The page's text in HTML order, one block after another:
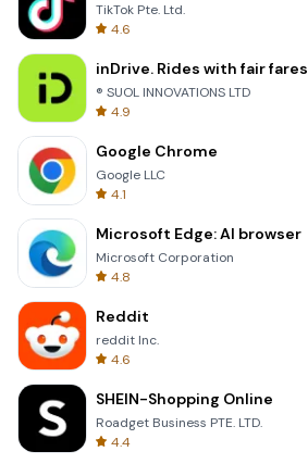
TikTok Pte. Ltd.
4.6
inDrive. Rides with fair fares
® SUOL INNOVATIONS LTD
4.9
Google Chrome
Google LLC
4.1
Microsoft Edge: AI browser
Microsoft Corporation
4.8
Reddit
reddit Inc.
4.6
SHEIN-Shopping Online
Roadget Business PTE. LTD.
4.4